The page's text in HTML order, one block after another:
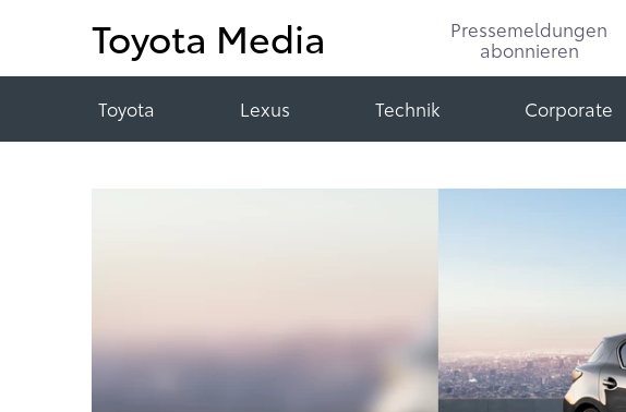
Toyota Media
Pressemeldungen
abonnieren
Toyota Lexus Technik Corporate